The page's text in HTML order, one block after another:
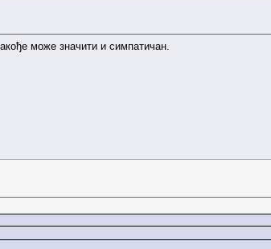
може значити и симпатичан.